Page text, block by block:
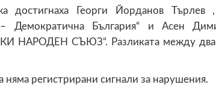
достигнаха Георги Йорданов
Демократична България“ и Асен
НАРОДЕН СЪЮЗ“. Разликата между
регистрирани сигнали за нарушения.